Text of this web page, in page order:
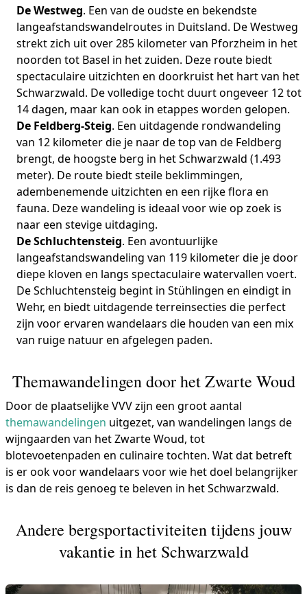
De Westweg. Een van de oudste en bekendste
langeafstandswandelroutes in Duitsland. De Westweg
strekt zich uit over 285 kilometer van Pforzheim in het
noorden tot Basel in het zuiden. Deze route biedt
spectaculaire uitzichten en doorkruist het hart van het
Schwarzwald. De volledige tocht duurt ongeveer 12 tot
14 dagen, maar kan ook in etappes worden gelopen.
De Feldberg-Steig. Een uitdagende rondwandeling
van 12 kilometer die je naar de top van de Feldberg
brengt, de hoogste berg in het Schwarzwald (1.493
meter). De route biedt steile beklimmingen,
adembenemende uitzichten en een rijke flora en
fauna. Deze wandeling is ideaal voor wie op zoek is
naar een stevige uitdaging.
De Schluchtensteig. Een avontuurlijke
langeafstandswandeling van 119 kilometer die je door
diepe kloven en langs spectaculaire watervallen voert.
De Schluchtensteig begint in Stühlingen en eindigt in
Wehr, en biedt uitdagende terreinsecties die perfect
zijn voor ervaren wandelaars die houden van een mix
van ruige natuur en afgelegen paden.
Themawandelingen door het Zwarte Woud
Door de plaatselijke VVV zijn een groot aantal
themawandelingen uitgezet, van wandelingen langs de
wijngaarden van het Zwarte Woud, tot
blotevoetenpaden en culinaire tochten. Wat dat betreft
is er ook voor wandelaars voor wie het doel belangrijker
is dan de reis genoeg te beleven in het Schwarzwald.
Andere bergsportactiviteiten tijdens jouw
vakantie in het Schwarzwald